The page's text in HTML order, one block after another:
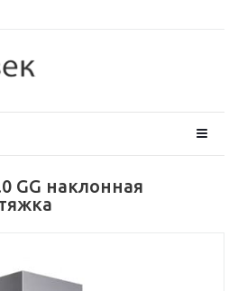
GG наклонная